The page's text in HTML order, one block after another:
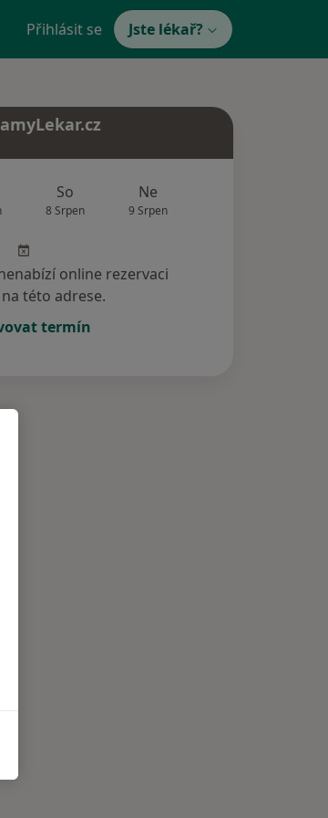
Přihlásit se Jste lékař?
So
8 Srpen
Ne
9 Srpen
online rezervaci
této adrese.
termín